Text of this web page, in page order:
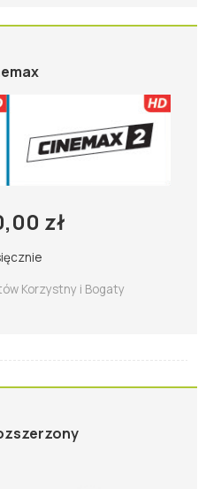
zł
Korzystny i Bogaty